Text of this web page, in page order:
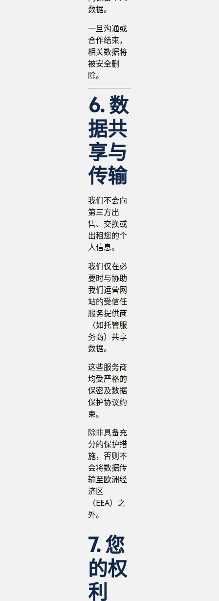
数据。
一旦沟通或
合作结束，
相关数据将
被安全删
除。
6. 数
据共
享与
传输
我们不会向
第三方出
售、交换或
出租您的个
人信息。
我们仅在必
要时与协助
我们运营网
站的受信任
服务提供商
（如托管服
务商）共享
数据。
这些服务商
均受严格的
保密及数据
保护协议约
束。
除非具备充
分的保护措
施，否则不
会将数据传
输至欧洲经
济区
（EEA）之
外。
7. 您
的权
利